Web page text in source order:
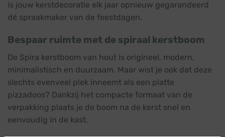
is jouw kerstdecoratie elk jaar opnieuw gegarandeerd
dé spraakmaker van de feestdagen.
Bespaar ruimte met de spiraal kerstboom
De Spira kerstboom van hout is origineel, modern,
minimalistisch en duurzaam. Maar wist je ook dat deze
slechts evenveel plek inneemt als een platte
pizzadoos? Dankzij het compacte formaat van de
verpakking plaats je de boom na de kerst snel en
eenvoudig in de kast.